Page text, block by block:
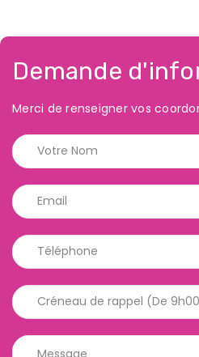
Demande
Merci de renseigner vos